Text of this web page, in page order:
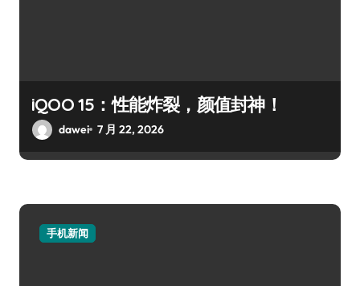
iQOO 15：性能炸裂，颜值封神！
dawei 7 月 22, 2026
手机新闻